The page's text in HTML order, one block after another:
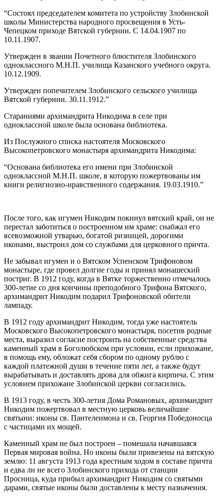
“Состоял председателем комитета по устройству Злобинской
школы Министерства народного просвещения в Усть-
Чепецком приходе Вятской губернии. С 14.04.1907 по
10.11.1907.
Утвержден в звании Почетного блюстителя Злобинского
одноклассного М.Н.П. училища Казанского учебного округа.
10.12.1909.
Утвержден попечителем Злобинского сельского училища
Вятской губернии. 30.11.1912.”
Стараниями архимандрита Никодима в селе при
одноклассной школе была основана библиотека.
Из Послужного списка настоятеля Московского
Высокопетровского монастыря архимандрита Никодима:
“Основана библиотека его имени при Злобинской
одноклассной М.Н.П. школе, в которую пожертвованы им
книги религиозно-нравственного содержания. 19.03.1910.”
После того, как игумен Никодим покинул вятский край, он не
перестал заботиться о построенном им храме: снабжал его
всевозможной утварью, богатой ризницей, дорогими
иконами, выстроил дом со службами для церковного причта.
Не забывал игумен и о Вятском Успенском Трифоновом
монастыре, где провел долгие годы и принял монашеский
постриг. В 1912 году, когда в Вятке торжественно отмечалось
300-летие со дня кончины преподобного Трифона Вятского,
архимандрит Никодим подарил Трифоновской обители
лампаду.
В 1912 году архимандрит Никодим, тогда уже настоятель
Московского Высокопетровского монастыря, посетив родные
места, выразил согласие построить на собственные средства
каменный храм в Боголюбском при условии, если прихожане,
в помощь ему, обложат себя сбором по одному рублю с
каждой платежной души в течение пяти лет, а также будут
вырабатывать и доставлять дрова для обжига кирпича. С этим
условием прихожане Злобинской церкви согласились.
В 1913 году, в честь 300-летия Дома Романовых, архимандрит
Никодим пожертвовал в местную церковь величайшие
святыни: иконы св. Пантелеимона и св. Георгия Победоносца
с частицами их мощей.
Каменный храм не был построен – помешала начавшаяся
Первая мировая война. Но иконы были привезены на вятскую
землю: 11 августа 1913 года крестным ходом в составе причта
и едва ли не всего Злобинского прихода от станции
Просница, куда прибыл архимандрит Никодим со святыми
дарами, святые иконы были доставлены к месту назначения.